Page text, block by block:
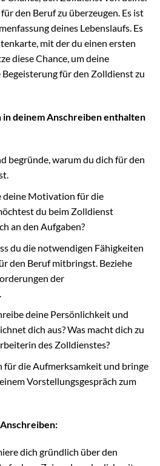
für den Beruf zu überzeugen. Es ist
deines Lebenslaufs. Es
mit der du einen ersten
diese Chance, um deine
für den Zolldienst zu
in deinem Anschreiben enthalten
begründe, warum du dich für den
Motivation für die
du beim Zolldienst
an den Aufgaben?
du die notwendigen Fähigkeiten
den Beruf mitbringst. Beziehe
der
deine Persönlichkeit und
dich aus? Was macht dich zu
des Zolldienstes?
für die Aufmerksamkeit und bringe
Vorstellungsgespräch zum
dich gründlich über den